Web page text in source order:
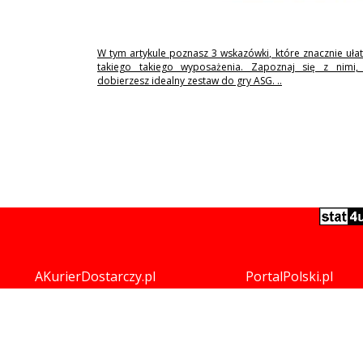
W tym artykule poznasz 3 wskazówki, które znacznie
takiego takiego wyposażenia. Zapoznaj się z
dobierzesz idealny zestaw do gry ASG. ..
AKurierDostarczy.pl PortalPolski.pl